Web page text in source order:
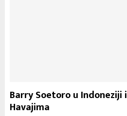
Barry Soetoro u Indoneziji
Havajima